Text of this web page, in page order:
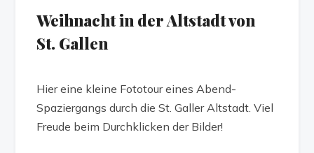
Weihnacht in der Altstadt von
St. Gallen
Hier eine kleine Fototour eines Abend-
Spaziergangs durch die St. Galler Altstadt. Viel
Freude beim Durchklicken der Bilder!